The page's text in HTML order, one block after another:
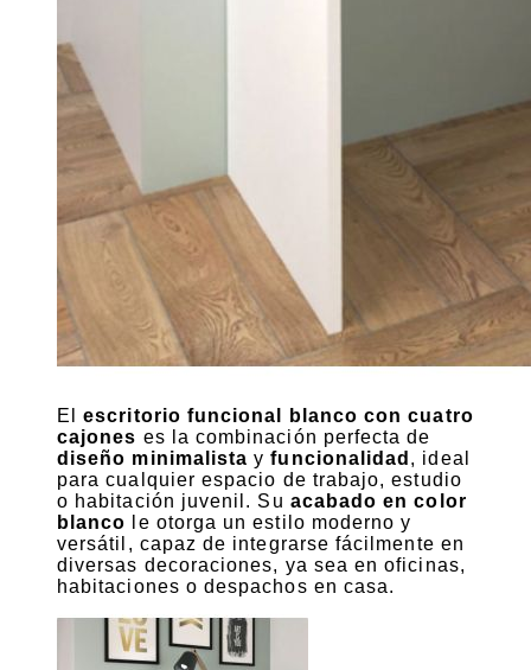
Elescritorio funcional blanco con cuatro
cajones es la combinación perfecta de
diseño minimalista yfuncionalidad , ideal
para cualquier espacio de trabajo, estudio
o habitación juvenil. Su acabado en color
blanco le otorga un estilo moderno y
versátil, capaz de integrarse fácilmente en
diversas decoraciones, ya sea en oficinas,
habitaciones o despachos en casa.